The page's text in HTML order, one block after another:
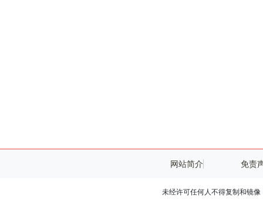
网站简介 免责
未经许可任何人不得复制和镜